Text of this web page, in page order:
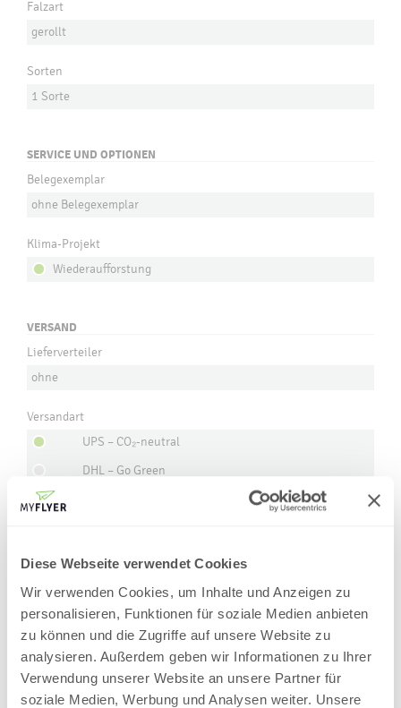
Diese Webseite verwendet Cookies
Wir verwenden Cookies, um Inhalte und Anzeigen zu
personalisieren, Funktionen für soziale Medien anbieten
zu können und die Zugriffe auf unsere Website zu
analysieren. Außerdem geben wir Informationen zu Ihrer
Verwendung unserer Website an unsere Partner für
soziale Medien, Werbung und Analysen weiter. Unsere
Falzart
gerollt
Sorten
1 Sorte
SERVICE UND OPTIONEN
Belegexemplar
ohne Belegexemplar
Klima-Projekt
Wiederaufforstung
VERSAND
Lieferverteiler
ohne
Versandart
UPS – CO₂-neutral
DHL – Go Green
Absender = myflyer.de
2. Stückzahl und Produktionstyp auswählen